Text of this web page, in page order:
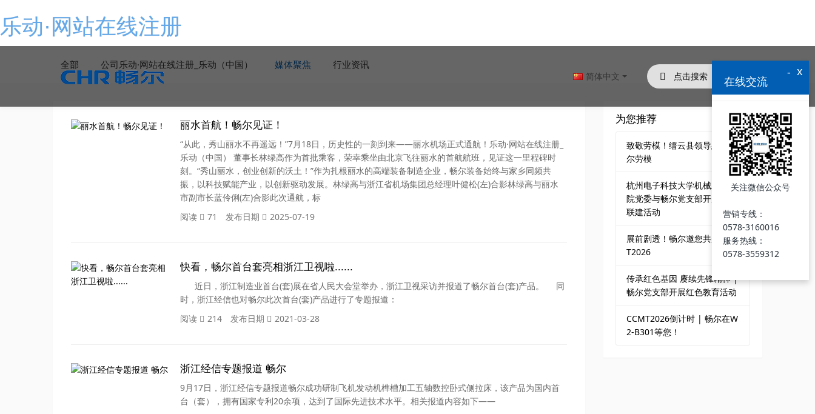
乐动·网站在线注册
简体中文
全部 公司乐动·网站在线注册_乐动（中国） 媒体聚焦 行业资讯
丽水首航！畅尔见证！
“从此，秀山丽水不再遥远！”7月18日，历史性的一刻到来——丽水机场正式通航！乐动·网站在线注册_
乐动（中国） 董事长林绿高作为首批乘客，荣幸乘坐由北京飞往丽水的首航航班，见证这一里程碑时
刻。“秀山丽水，创业创新的沃土！”作为扎根丽水的高端装备制造企业，畅尔装备始终与家乡同频共
振，以科技赋能产业，以创新驱动发展。林绿高与浙江省机场集团总经理叶健松(左)合影林绿高与丽水
市副市长蓝伶俐(左)合影此次通航，标
阅读
71 发布日期 2025-07-19
快看，畅尔首台套亮相浙江卫视啦......
近日，浙江制造业首台(套)展在省人民大会堂举办，浙江卫视采访并报道了畅尔首台(套)产品。 同
时，浙江经信也对畅尔此次首台(套)产品进行了专题报道：
阅读
214 发布日期 2021-03-28
浙江经信专题报道 畅尔
9月17日，浙江经信专题报道畅尔成功研制飞机发动机榫槽加工五轴数控卧式侧拉床，该产品为国内首
台（套），拥有国家专利20余项，达到了国际先进技术水平。相关报道内容如下——
为您推荐
致敬劳模！缙云县领导慰问畅
尔劳模
杭州电子科技大学机械工程学
院党委与畅尔党支部开展党建
联建活动
展前剧透！畅尔邀您共赴CCM
T2026
传承红色基因 赓续先锋精神 |
畅尔党支部开展红色教育活动
CCMT2026倒计时 | 畅尔在W
2-B301等您！
x
-
在线交流
关注微信公众号
营销专线：
0578-3160016
服务热线：
0578-3559312